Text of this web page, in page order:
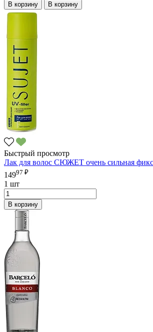
В корзину В корзину
Быстрый просмотр
Лак для волос СЮЖЕТ очень сильная
14997 ₽
1 шт
В корзину